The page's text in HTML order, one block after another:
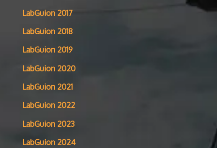
LabGuion 2017
LabGuion 2018
LabGuion 2019
LabGuion 2020
LabGuion 2021
LabGuion 2022
LabGuion 2023
LabGuion 2024